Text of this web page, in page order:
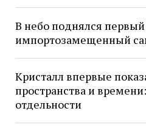
В небо поднялся
импортозамещенный
Кристалл впервые
пространства и
отдельности